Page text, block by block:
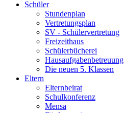
Schüler
Stundenplan
Vertretungsplan
SV - Schülervertretung
Freizeithaus
Schülerbücherei
Hausaufgabenbetreuung
Die neuen 5. Klassen
Eltern
Elternbeirat
Schulkonferenz
Mensa